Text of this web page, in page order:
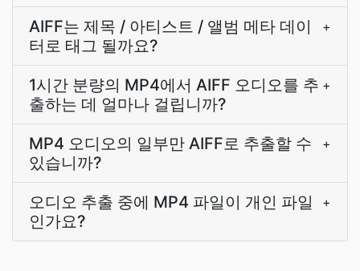
AIFF는 제목 / 아티스트 / 앨범 메타 데이
터로 태그 될까요?
+
1시간 분량의 MP4에서 AIFF 오디오를 추
출하는 데 얼마나 걸립니까?
+
MP4 오디오의 일부만 AIFF로 추출할 수
있습니까?
+
오디오 추출 중에 MP4 파일이 개인 파일
인가요?
+